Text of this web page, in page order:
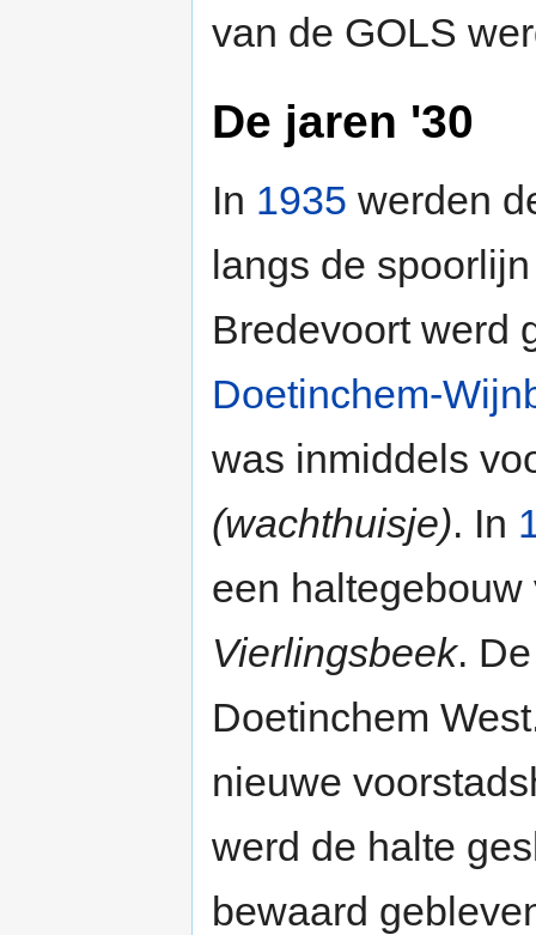
van de GOLS
De jaren '30
In 1935 werden
langs de
Bredevoort werd
Doetinchem-
was inmiddels
(wachthuisje). In
een
Vierlingsbeek.
Doetinchem
nieuwe
werd de halte
bewaard